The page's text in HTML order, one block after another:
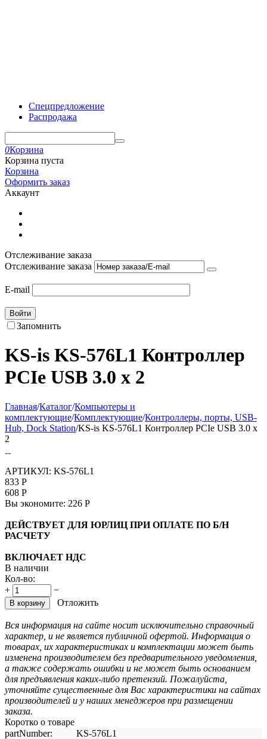
Спецпредложение
Распродажа
0Корзина
Корзина пуста
Корзина
Оформить заказ
Аккаунт
Отслеживание заказа
Отслеживание заказа
E-mail
Войти
Запомнить
KS-is KS-576L1 Контроллер
PCIe USB 3.0 x 2
Главная/Каталог/Компьютеры и
комплектующие/Комплектующие/Контроллеры, порты, USB-
Hub, Dock Station/KS-is KS-576L1 Контроллер PCIe USB 3.0 x
2
АРТИКУЛ: KS-576L1
833 Р
608 Р
Вы экономите: 226 Р
ДЕЙСТВУЕТ ДЛЯ ЮРЛИЦ ПРИ ОПЛАТЕ ПО Б/Н
РАСЧЕТУ
ВКЛЮЧАЕТ НДС
В наличии
Кол-во:
+
−
В корзину Отложить
Вся информация на сайте носит исключительно справочный
характер, и не является публичной офертой. Информация о
товарах, их характеристиках и комплектации может быть
изменена производителем без предварительного уведомления,
а также содержать ошибки и не может быть основанием
для предъявления каких-либо претензий. Пожалуйста,
уточняйте существенные для Вас характеристики на сайтах
производителей и у наших менеджеров при размещении
заказа.
Коротко о товаре
partNumber:
KS-576L1